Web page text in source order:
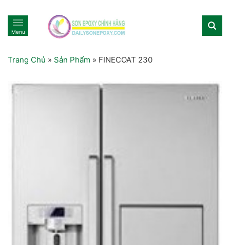
Menu
Trang Chủ » Sản Phẩm » FINECOAT 230